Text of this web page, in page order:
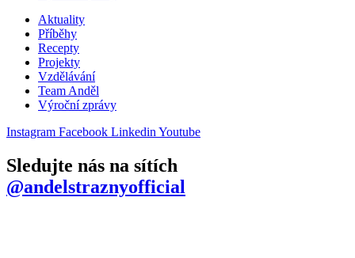
Aktuality
Příběhy
Recepty
Projekty
Vzdělávání
Team Anděl
Výroční zprávy
Instagram Facebook Linkedin Youtube
Sledujte nás na sítích
@andelstraznyofficial